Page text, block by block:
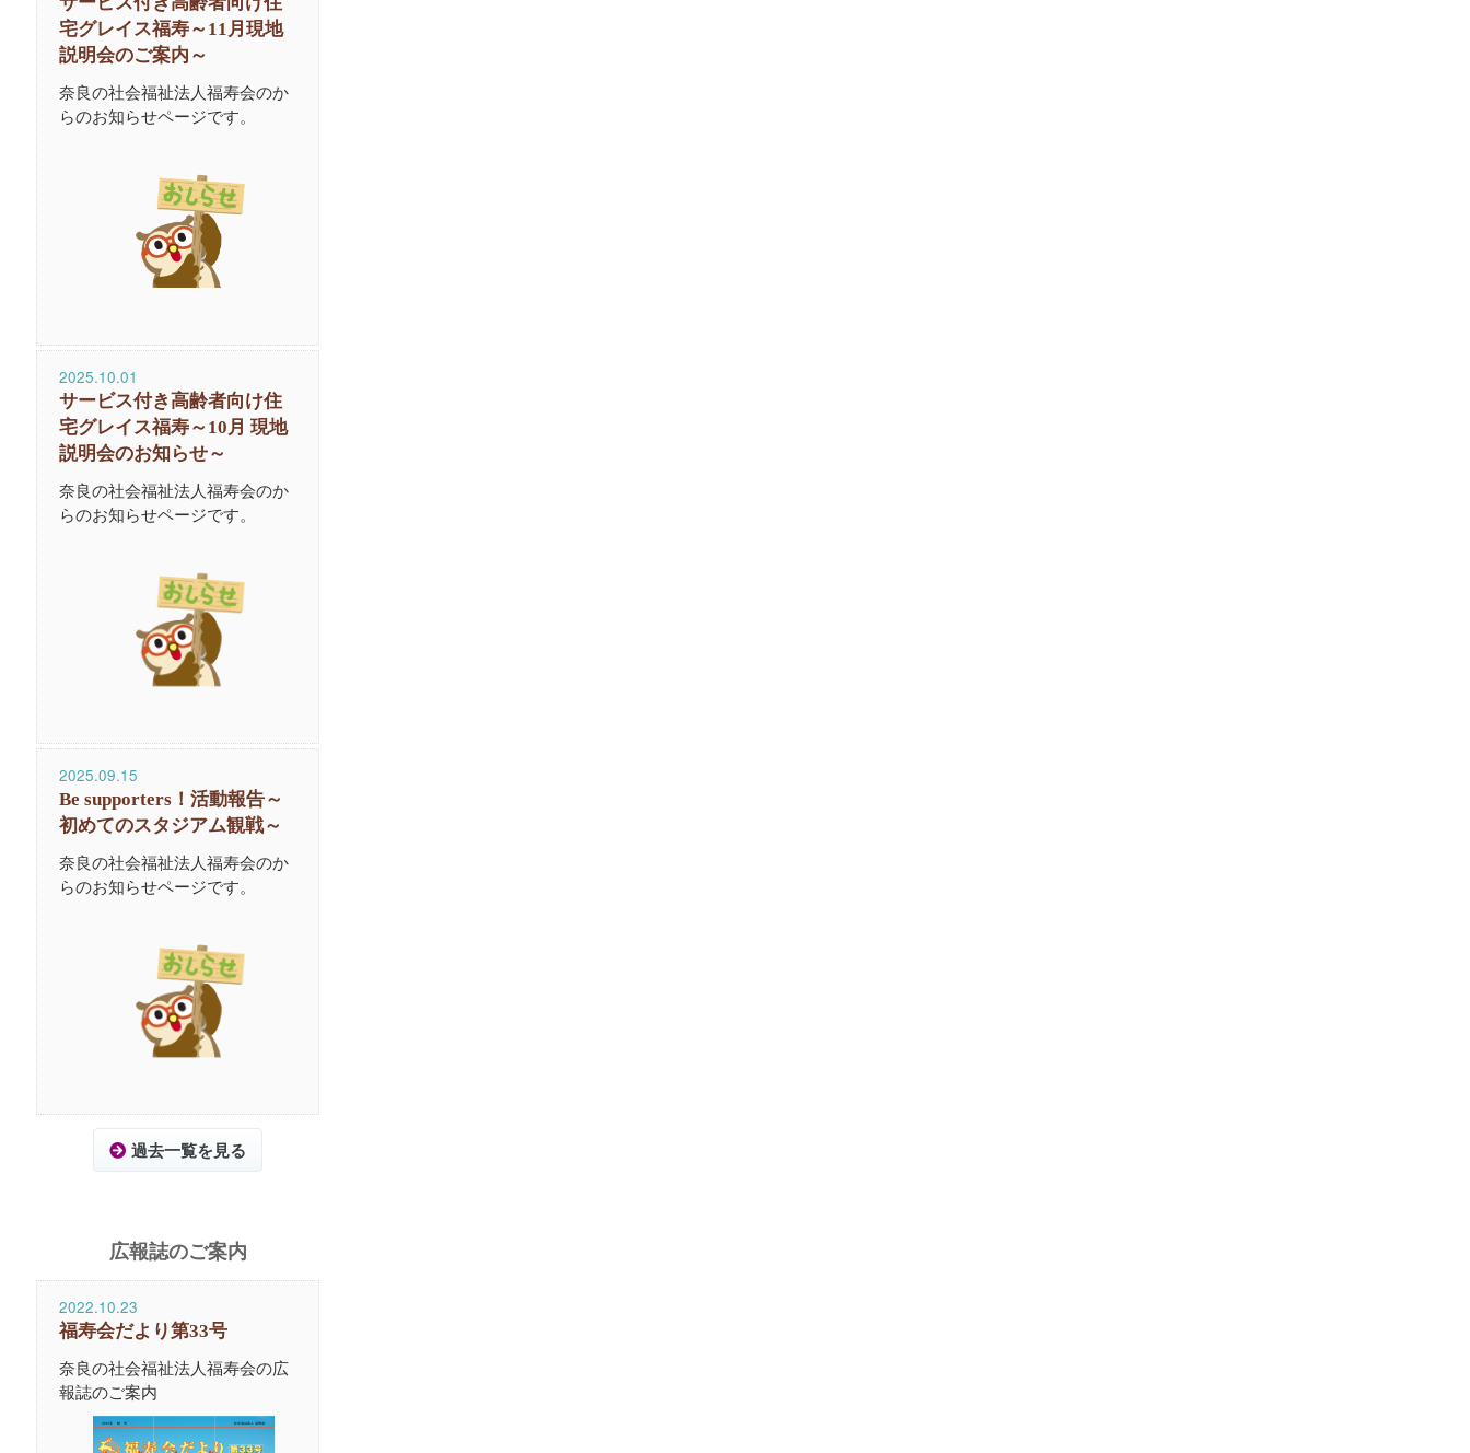
宅グレイス福寿～11月現地
説明会のご案内～
奈良の社会福祉法人福寿会のか
らのお知らせページです。
2025.10.01
サービス付き高齢者向け住
宅グレイス福寿～10月 現地
説明会のお知らせ～
奈良の社会福祉法人福寿会のか
らのお知らせページです。
2025.09.15
Be supporters！活動報告～
初めてのスタジアム観戦～
奈良の社会福祉法人福寿会のか
らのお知らせページです。
過去一覧を見る
広報誌のご案内
2022.10.23
福寿会だより第33号
奈良の社会福祉法人福寿会の広
報誌のご案内